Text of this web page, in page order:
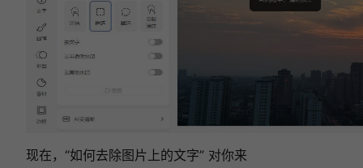
现在，“如何去除图片上的文字” 对你来